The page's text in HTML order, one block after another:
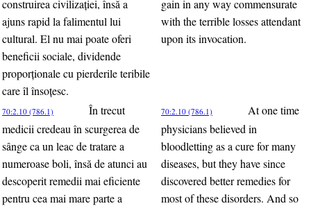
construirea civilizaţiei, însă a
ajuns rapid la falimentul lui
cultural. El nu mai poate oferi
beneficii sociale, dividende
proporţionale cu pierderile teribile
care îl însoţesc.
gain in any way commensurate
with the terrible losses attendant
upon its invocation.
70:2.10 (786.1)
În trecut
medicii credeau în scurgerea de
sânge ca un leac de tratare a
numeroase boli, însă de atunci au
descoperit remedii mai eficiente
pentru cea mai mare parte a
70:2.10 (786.1)
At one time
physicians believed in
bloodletting as a cure for many
diseases, but they have since
discovered better remedies for
most of these disorders. And so